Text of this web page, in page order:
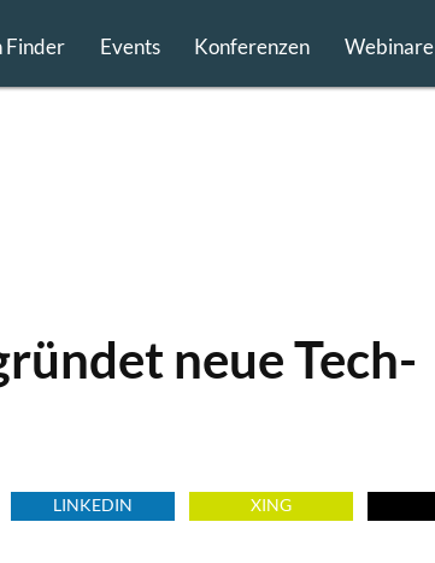
Finder Events Konferenzen Webinare
neue Tech-
LINKEDIN XING